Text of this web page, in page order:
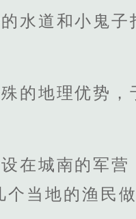
水道和小鬼
的地理优势
在城南的军
当地的渔民